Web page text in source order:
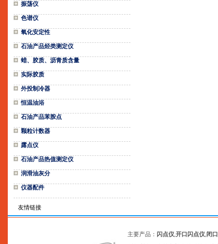
振荡仪
色谱仪
氧化安定性
石油产品烃类测定仪
蜡、胶质、沥青质含量
实际胶质
外投制冷器
恒温油浴
石油产品苯胺点
颗粒计数器
露点仪
石油产品热值测定仪
润滑油灰分
仪器配件
友情链接
主要产品： 闪点仪,开口闪点仪,闭